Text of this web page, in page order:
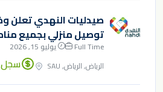
صيدليات النهدي تعلن
توصيل منزلي بجميع
Full Time
يوليو 15, 2026
الرياض, الرياض, SAU
سجل